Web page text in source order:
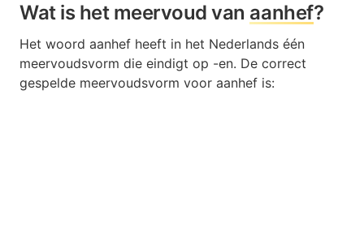
Wat is het meervoud van aanhef?
Het woord aanhef heeft in het Nederlands één
meervoudsvorm die eindigt op -en. De correct
gespelde meervoudsvorm voor aanhef is: